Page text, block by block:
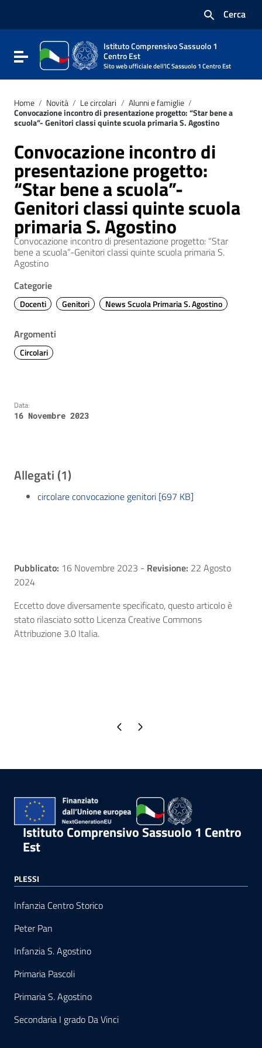
Vai al footer
Cerca
Attiva / disattiva la navigazione
Istituto Comprensivo Sassuolo 1
Centro Est
Sito web ufficiale dell'IC Sassuolo 1 Centro Est
Home / Novità / Le circolari / Alunni e famiglie /
Convocazione incontro di presentazione progetto: “Star bene a
scuola”- Genitori classi quinte scuola primaria S. Agostino
Convocazione incontro di
presentazione progetto:
“Star bene a scuola”-
Genitori classi quinte scuola
primaria S. Agostino
Convocazione incontro di presentazione progetto: “Star
bene a scuola”-Genitori classi quinte scuola primaria S.
Agostino
Categorie
Docenti Genitori News Scuola Primaria S. Agostino
Argomenti
Circolari
Data:
16 Novembre 2023
Allegati (1)
circolare convocazione genitori [697 KB]
Pubblicato: 16 Novembre 2023 - Revisione: 22 Agosto
2024
Eccetto dove diversamente specificato, questo articolo è
stato rilasciato sotto Licenza Creative Commons
Attribuzione 3.0 Italia.
Pagina precedente
Pagina successiva
Istituto Comprensivo Sassuolo 1 Centro
Est
PLESSI
Infanzia Centro Storico
Peter Pan
Infanzia S. Agostino
Primaria Pascoli
Primaria S. Agostino
Secondaria I grado Da Vinci